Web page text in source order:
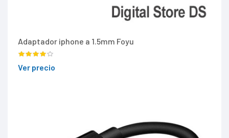
Adaptador iphone a 1.5mm Foyu
Ver precio